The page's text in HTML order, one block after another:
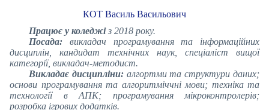
КОТ Василь Васильович
Працює у коледжіз 2018 року.
Посада: викладач програмування та інформаційних
дисциплін, кандидат технічних наук, спеціаліст вищої
категорії, викладач-методист.
Викладає дисципліни:алгортми та структури даних;
основи програмування та алгоритміччні мови; техніка та
технології в АПК; програмування мікроконтролерів;
розробка ігрових додатків.